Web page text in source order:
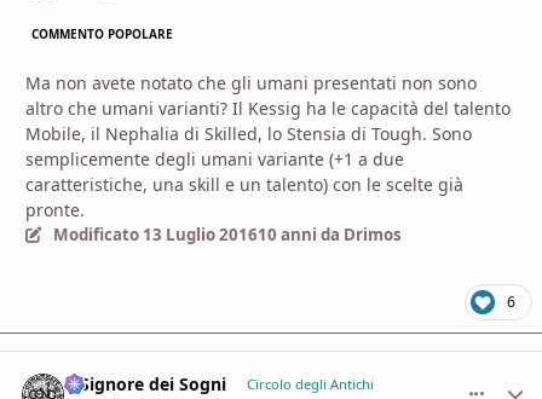
COMMENTO POPOLARE
Ma non avete notato che gli umani presentati non sono
altro che umani varianti? Il Kessig ha le capacità del talento
Mobile, il Nephalia di Skilled, lo Stensia di Tough. Sono
semplicemente degli umani variante (+1 a due
caratteristiche, una skill e un talento) con le scelte già
pronte.
Modificato 13 Luglio 201610 anni da Drimos
6
Il Signore dei Sogni Circolo degli Antichi